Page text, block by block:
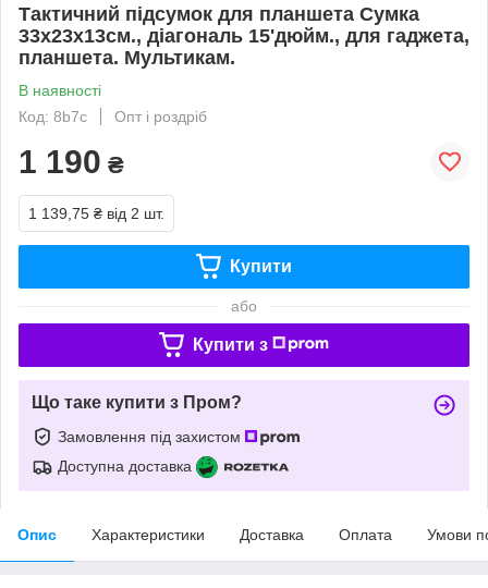
Тактичний підсумок для планшета Сумка
33х23х13см., діагональ 15'дюйм., для гаджета,
планшета. Мультикам.
В наявності
Код: 8b7c
Опт і роздріб
1 190 ₴
1 139,75 ₴ від 2 шт.
Купити
або
Купити з
Що таке купити з Пром?
Замовлення під захистом
Доступна доставка
Опис Характеристики Доставка Оплата Умови